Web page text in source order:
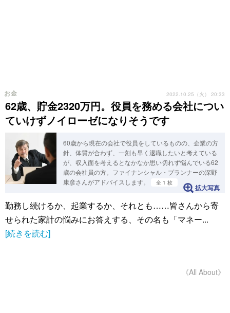
62歳、貯金2320万円。役員を務める会社につい
ていけずノイローゼになりそうです
お金 2022.10.25（火） 20:33
60歳から現在の会社で役員をしているものの、企業の方
針、体質が合わず、一刻も早く退職したいと考えている
が、収入面を考えるとなかなか思い切れず悩んでいる62
歳の会社員の方。ファイナンシャル・プランナーの深野
康彦さんがアドバイスします。
全 1 枚
拡大写真
勤務し続けるか、起業するか、それとも……皆さんから寄
せられた家計の悩みにお答えする、その名も「マネー...
[続きを読む]
《All About》